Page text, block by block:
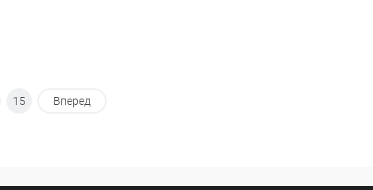
15 Вперед